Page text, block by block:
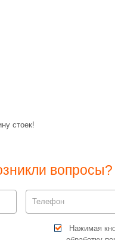
стоек!
Нажимая